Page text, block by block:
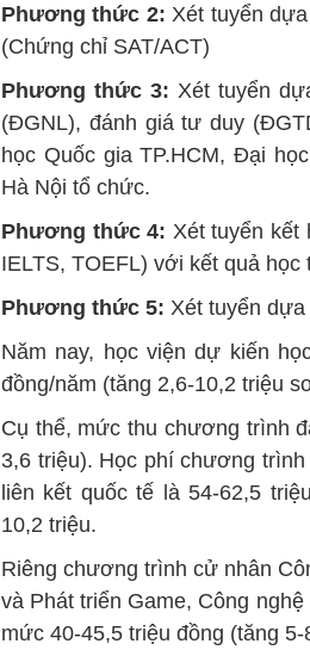
Phương thức 2: Xét tuyển
(Chứng chỉ SAT/ACT)
Phương thức 3: Xét tuyển
(ĐGNL), đánh giá tư duy
học Quốc gia TP.HCM, Đại
Hà Nội tổ chức.
Phương thức 4: Xét tuyển kết
IELTS, TOEFL) với kết quả học
Phương thức 5: Xét tuyển
Năm nay, học viện dự kiến
đồng/năm (tăng 2,6-10,2 triệu
Cụ thể, mức thu chương trình
3,6 triệu). Học phí chương
liên kết quốc tế là 54-62,5
10,2 triệu.
Riêng chương trình cử nhân
và Phát triển Game, Công
mức 40-45,5 triệu đồng (tăng